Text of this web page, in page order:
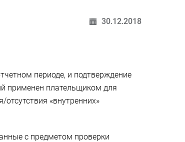
30.12.2018
периоде, и подтверждение
применен плательщиком для
«внутренних»
с предметом проверки